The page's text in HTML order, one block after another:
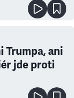
Trumpa, ani
jde proti